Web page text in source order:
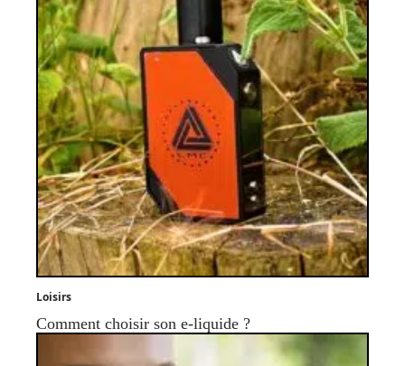
Loisirs
Comment choisir son e-liquide ?